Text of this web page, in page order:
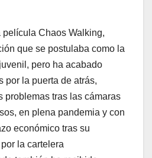
película Chaos Walking,
que se postulaba como la
pero ha acabado
por la puerta de atrás,
problemas tras las cámaras
en plena pandemia y con
económico tras su
la cartelera